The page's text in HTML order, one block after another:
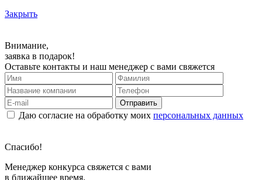
Закрыть
Внимание,
заявка в подарок!
Оставьте контакты и наш менеджер с вами свяжется
Отправить
Даю согласие на обработку моих персональных данных
Спасибо!
Менеджер конкурса свяжется с вами
в ближайшее время.